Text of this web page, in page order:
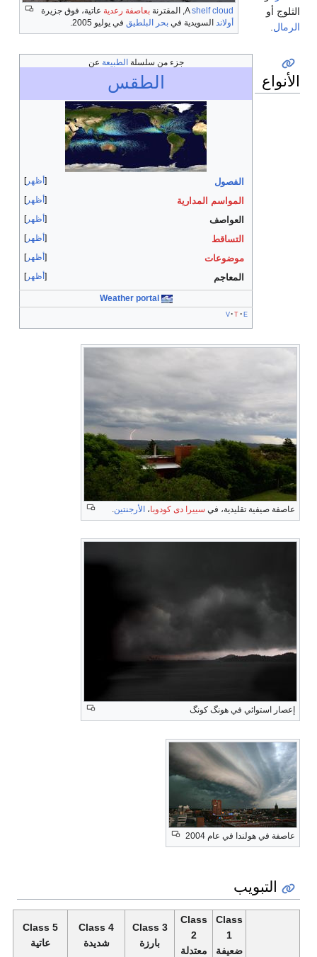
Ashelf cloud , المقترنة بعاصفة رعدية عاتية، فوق جزيرة
أولاند السويدية في بحر البلطيق في يوليو 2005.
جزء من سلسلة الطبيعة عن
الطقس
أظهر الفصول
أظهر المواسم المدارية
أظهر العواصف
أظهر التساقط
أظهر موضوعات
أظهر المعاجم
Weather portal
v t e
الثلوج أو
الرمال
الأنواع
عاصفة صيفية تقليدية، في سييرا دى كودوبا، الأرجنتين.
إعصار استوائي في هونگ كونگ
عاصفة في هولندا في عام 2004
التبويب
Class
1
ضعيفة
Class
2
معتدلة
Class 3
بارزة
Class 4
شديدة
Class 5
عاتية